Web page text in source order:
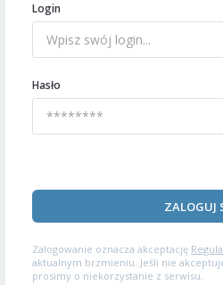
Login
Hasło
ZALOGUJ
Zalogowanie oznacza akceptację
aktualnym brzmieniu. Jeśli nie
prosimy o niekorzystanie z serwisu.